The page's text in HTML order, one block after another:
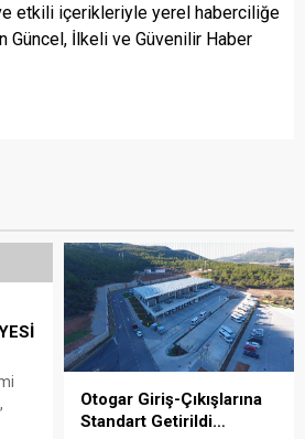
etkili içerikleriyle yerel haberciliğe
Güncel, İlkeli ve Güvenilir Haber
Otogar Giriş-Çıkışlarına
Standart Getirildi…